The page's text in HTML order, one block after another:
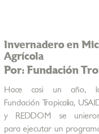
Invernadero en
Agrícola
Por: Fundación
Hace casi un año,
Fundación Tropicalia,
y REDDOM se
para ejecutar un